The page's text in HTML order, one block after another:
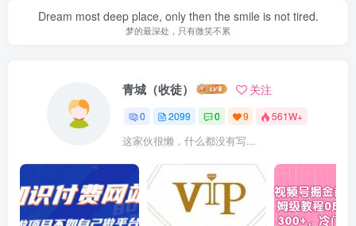
Dream most deep place, only then the smile is not tired.
梦的最深处，只有微笑不累
青城（收徒） 关注
0 2099 0 9 561W+
这家伙很懒，什么都没有写...